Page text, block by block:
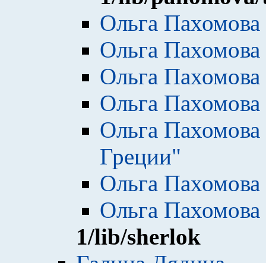
Ольга
Ольга
Ольга
Ольга
Ольга
Греции"
Ольга
Ольга
1/lib/sherlok